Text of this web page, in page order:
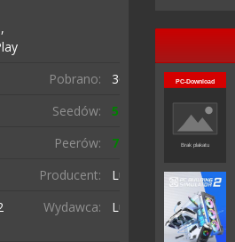
Pobrano:
3628 razy
Seedów:
561
Peerów:
74
Producent:
LucasArts
Wydawca: LucasArts